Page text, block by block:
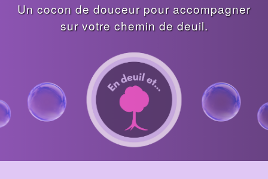
Un cocon de douceur pour accompagner
sur votre chemin de deuil.